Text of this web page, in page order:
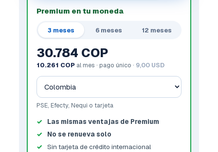
Premium en tu moneda
3 meses 6 meses 12 meses
30.784 COP
10.261 COP al mes · pago único · 9,00 USD
PSE, Efecty, Nequi o tarjeta
Las mismas ventajas de Premium
No se renueva solo
Sin tarjeta de crédito internacional